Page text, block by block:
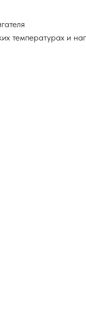
температурах и